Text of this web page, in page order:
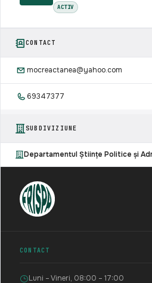
CONTACT
mocreactanea@yahoo.com
69347377
SUBDIVIZIUNE
Departamentul Științe Politice și
ACTIV
CONTACT
Luni – Vineri, 08:00 – 17:00